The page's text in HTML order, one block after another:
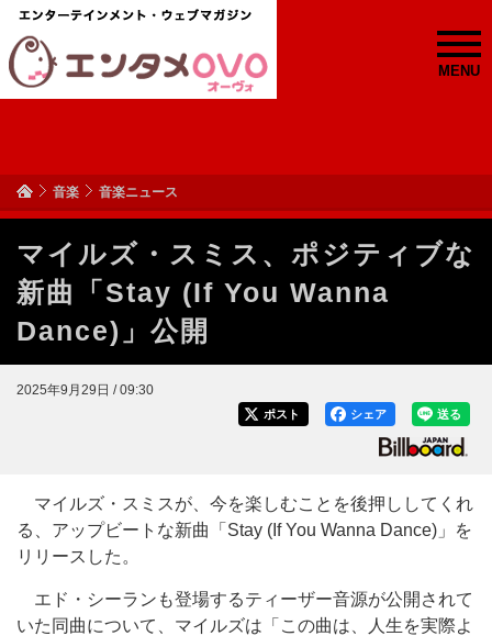
MENU
音楽 音楽ニュース
マイルズ・スミス、ポジティブな
新曲「Stay (If You Wanna
Dance)」公開
2025年9月29日 / 09:30
送る
シェア
ポスト
マイルズ・スミスが、今を楽しむことを後押ししてくれ
る、アップビートな新曲「Stay (If You Wanna Dance)」を
リリースした。
エド・シーランも登場するティーザー音源が公開されて
いた同曲について、マイルズは「この曲は、人生を実際よ